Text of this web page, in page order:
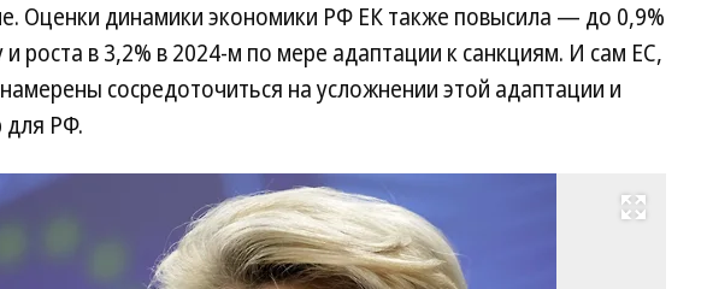
Оценки динамики экономики РФ ЕК также повысила — до 0,9%
и роста в 3,2% в 2024-м по мере адаптации к санкциям. И сам ЕС,
сосредоточиться на усложнении этой адаптации и
для РФ.
Развернуть на весь экран